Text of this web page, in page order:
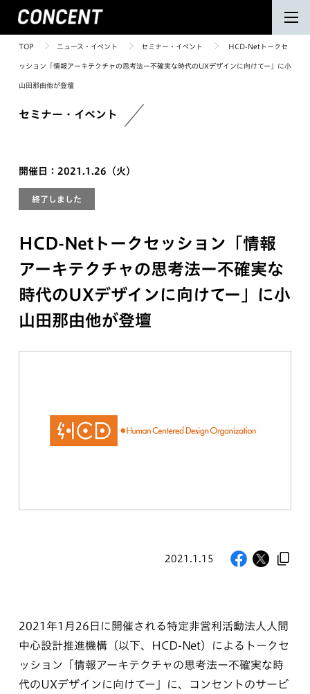
TOP ニュース・イベント セミナー・イベント HCD-Netトークセ
ッション「情報アーキテクチャの思考法ー不確実な時代のUXデザインに向けてー」に小
山田那由他が登壇
セミナー・イベント
開催日：2021.1.26（火）
終了しました
HCD-Netトークセッション「情報
アーキテクチャの思考法ー不確実な
時代のUXデザインに向けてー」に小
山田那由他が登壇
2021.1.15
2021年1月26日に開催される特定非営利活動法人人間
中心設計推進機構（以下、HCD-Net）によるトークセ
ッション「情報アーキテクチャの思考法ー不確実な時
代のUXデザインに向けてー」に、コンセントのサービ